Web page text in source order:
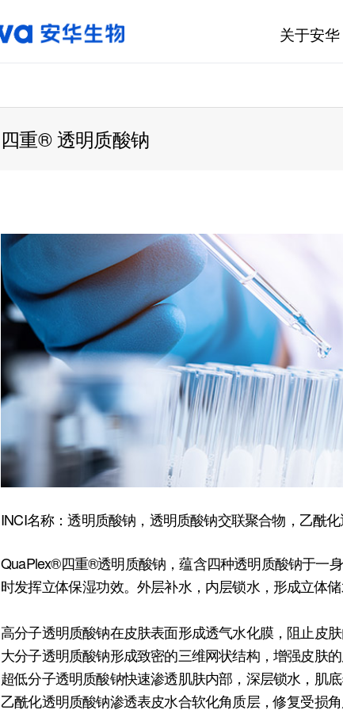
关于安华
原料
四重® 透明质酸钠
INCI名称：透明质酸钠，透明质酸钠交联聚合物，乙酰
QuaPlex®四重®透明质酸钠，蕴含四种透明质酸钠于一
时发挥立体保湿功效。外层补水，内层锁水，形成立体储
高分子透明质酸钠在皮肤表面形成透气水化膜，阻止皮肤
大分子透明质酸钠形成致密的三维网状结构，增强皮肤
超低分子透明质酸钠快速渗透肌肤内部，深层锁水，肌底
乙酰化透明质酸钠渗透表皮水合软化角质层，修复受损